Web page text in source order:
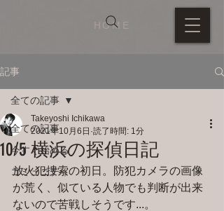
HOME
記事
全ての記事
今すぐ始める
コミュニティ
全ての記事
10/5 横浜の探偵日記
Takeyoshi Ichikawa
2021年10月6日 読了時間: 1分
放火犯捜索の初日。防犯カメラの画像
が荒く、似ている人物でも判断が出来
ないので苦戦しそうです...。